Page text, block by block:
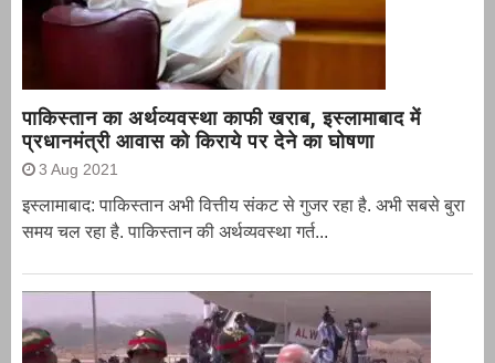
पाकिस्तान का अर्थव्यवस्था काफी खराब, इस्लामाबाद में
प्रधानमंत्री आवास को किराये पर देने का घोषणा
3 Aug 2021
इस्लामाबाद: पाकिस्तान अभी वित्तीय संकट से गुजर रहा है. अभी सबसे बुरा
समय चल रहा है. पाकिस्तान की अर्थव्यवस्था गर्त...